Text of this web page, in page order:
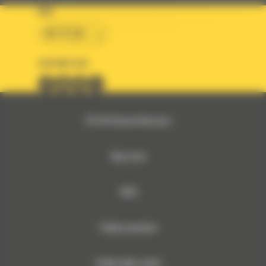
KRAJ